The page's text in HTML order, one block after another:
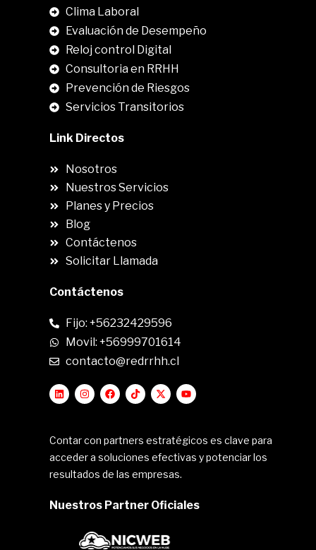
Clima Laboral
Evaluación de Desempeño
Reloj control Digital
Consultoria en RRHH
Prevención de Riesgos
Servicios Transitorios
Link Directos
Nosotros
Nuestros Servicios
Planes y Precios
Blog
Contáctenos
Solicitar Llamada
Contáctenos
Fijo: +56232429596
Movil: +56999701614
contacto@redrrhh.cl
Contar con partners estratégicos es clave para
acceder a soluciones efectivas y potenciar los
resultados de las empresas.
Nuestros Partner Oficiales